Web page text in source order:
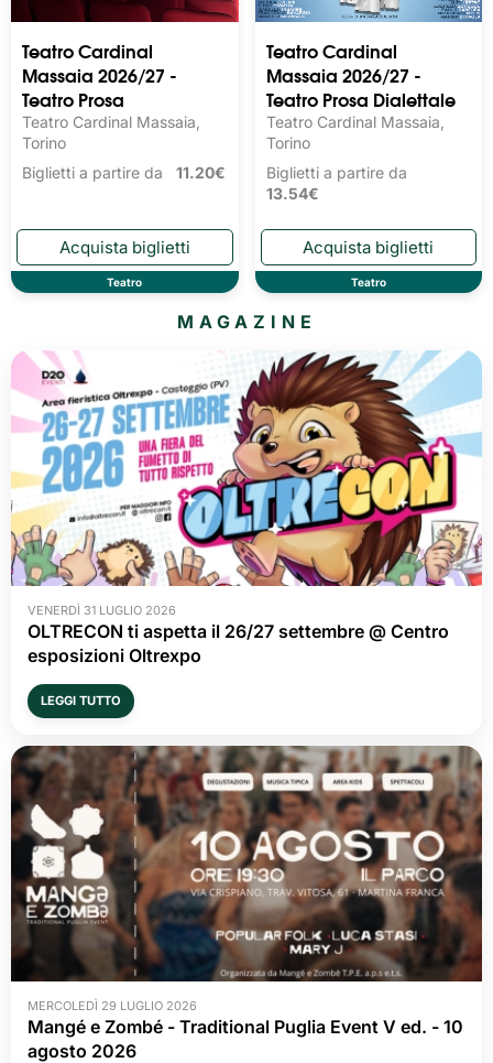
Teatro Cardinal
Massaia 2026/27 -
Teatro Prosa
Teatro Cardinal Massaia,
Torino
Biglietti a partire da 11.20€
Teatro
Teatro Cardinal
Massaia 2026/27 -
Teatro Prosa Dialettale
Teatro Cardinal Massaia,
Torino
Biglietti a partire da
13.54€
Teatro
MAGAZINE
VENERDÌ 31 LUGLIO 2026
OLTRECON ti aspetta il 26/27 settembre @ Centro
esposizioni Oltrexpo
LEGGI TUTTO
MERCOLEDÌ 29 LUGLIO 2026
Mangé e Zombé - Traditional Puglia Event V ed. - 10
agosto 2026